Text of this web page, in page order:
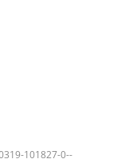
101827-0--